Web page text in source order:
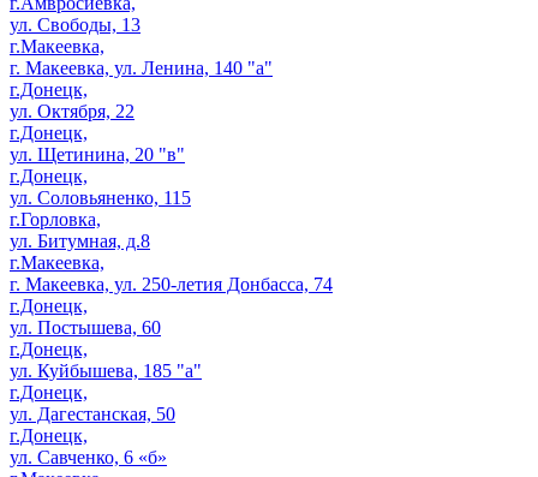
ул. Свободы, 13
г.Макеевка,
г. Макеевка, ул. Ленина, 140 "а"
г.Донецк,
ул. Октября, 22
г.Донецк,
ул. Щетинина, 20 "в"
г.Донецк,
ул. Соловьяненко, 115
г.Горловка,
ул. Битумная, д.8
г.Макеевка,
г. Макеевка, ул. 250-летия Донбасса, 74
г.Донецк,
ул. Постышева, 60
г.Донецк,
ул. Куйбышева, 185 "а"
г.Донецк,
ул. Дагестанская, 50
г.Донецк,
ул. Савченко, 6 «б»